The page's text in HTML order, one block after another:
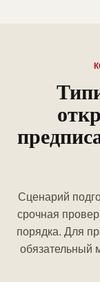
Сценарий
срочная
порядка. Для
обязательный